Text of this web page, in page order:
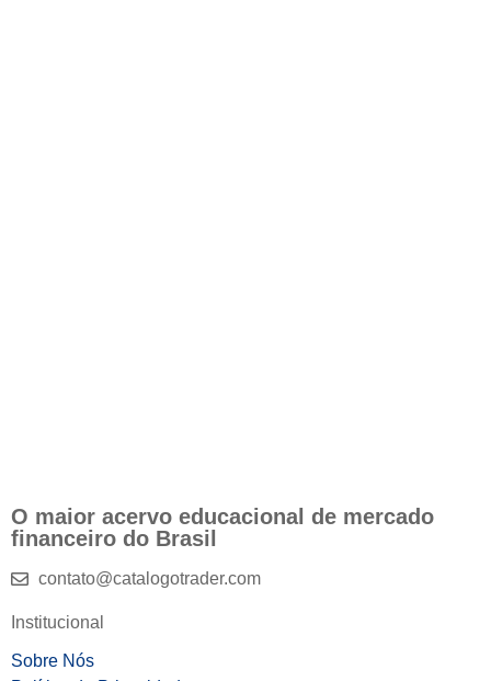
O maior acervo educacional de mercado
financeiro do Brasil
contato@catalogotrader.com
Institucional
Sobre Nós